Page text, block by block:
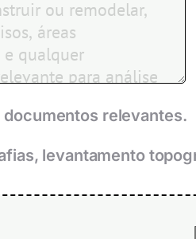
documentos relevantes.
levantamento